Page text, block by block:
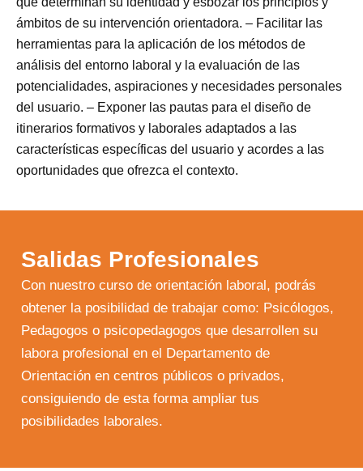
ámbitos de su intervención orientadora. – Facilitar las
herramientas para la aplicación de los métodos de
análisis del entorno laboral y la evaluación de las
potencialidades, aspiraciones y necesidades personales
del usuario. – Exponer las pautas para el diseño de
itinerarios formativos y laborales adaptados a las
características específicas del usuario y acordes a las
oportunidades que ofrezca el contexto.
Salidas Profesionales
Con nuestro curso de orientación laboral, podrás
obtener la posibilidad de trabajar como: Psicólogos,
Pedagogos o psicopedagogos que desarrollen su
labora profesional en el Departamento de
Orientación en centros públicos o privados,
consiguiendo de esta forma ampliar tus
posibilidades laborales.